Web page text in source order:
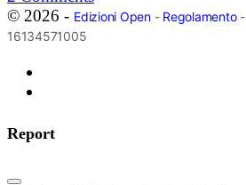
© 2026 - Edizioni Open- Regolamento-
16134571005
Report